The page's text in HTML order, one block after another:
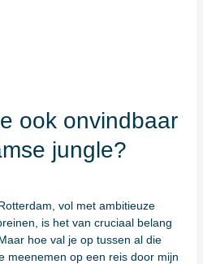
ook onvindbaar
jungle?
vol met ambitieuze
is het van cruciaal belang
hoe val je op tussen al die
meenemen op een reis door mijn